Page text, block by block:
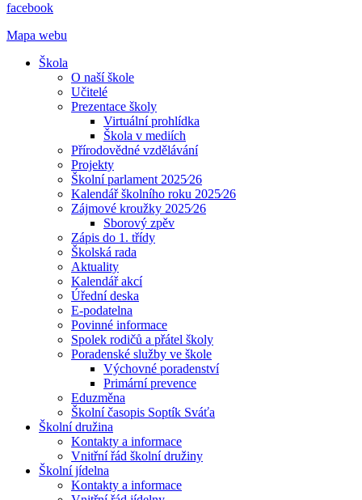
facebook
Mapa webu
Škola
O naší škole
Učitelé
Prezentace školy
Virtuální prohlídka
Škola v mediích
Přírodovědné vzdělávání
Projekty
Školní parlament 2025⁄26
Kalendář školního roku 2025⁄26
Zájmové kroužky 2025⁄26
Sborový zpěv
Zápis do 1. třídy
Školská rada
Aktuality
Kalendář akcí
Úřední deska
E-podatelna
Povinné informace
Spolek rodičů a přátel školy
Poradenské služby ve škole
Výchovné poradenství
Primární prevence
Eduzměna
Školní časopis Soptík Sváťa
Školní družina
Kontakty a informace
Vnitřní řád školní družiny
Školní jídelna
Kontakty a informace